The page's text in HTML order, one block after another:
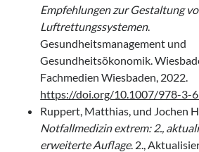
Empfehlungen zur Gestaltung
Luftrettungssystemen.
Gesundheitsmanagement und
Gesundheitsökonomik.
Fachmedien Wiesbaden, 2022.
https://doi.org/10.1007/978-3-
Ruppert, Matthias, und Jochen
Notfallmedizin extrem: 2.,
erweiterte Auflage. 2.,